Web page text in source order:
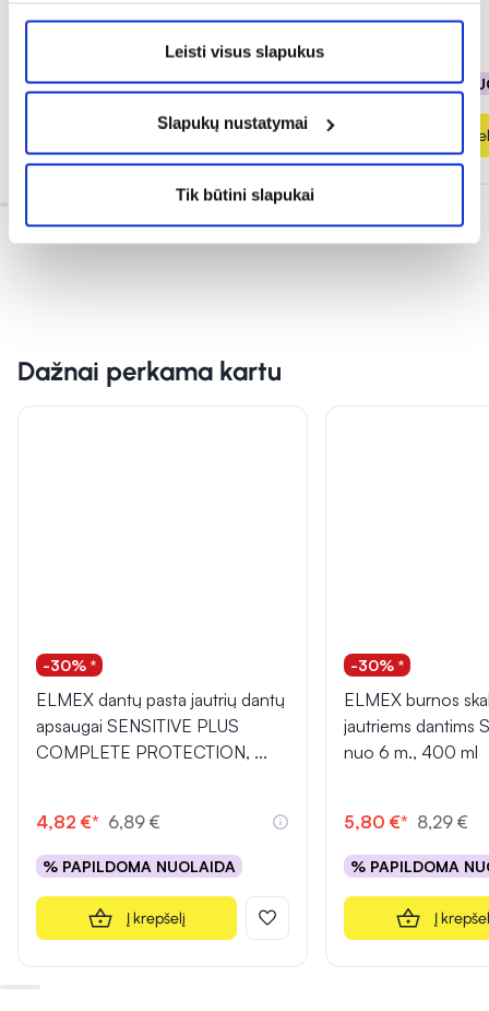
Leisti visus slapukus
Slapukų nustatymai
Tik būtini slapukai
% PAPILDOMA NUOLAIDA
Į krepšelį
% PAPILDOMA
Į
Dažnai perkama kartu
-30% *
ELMEX dantų pasta jautrių dantų
apsaugai SENSITIVE PLUS
COMPLETE PROTECTION, ...
4,82 €* 6,89 €
% PAPILDOMA NUOLAIDA
Į krepšelį
-30% *
ELMEX burnos
jautriems dantims
nuo 6 m., 400 ml
5,80 €* 8,29 €
% PAPILDOMA
Į